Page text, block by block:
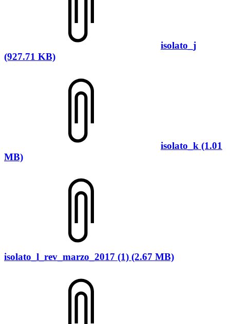
isolato_j
(927.71 KB)
isolato_k (1.01
MB)
isolato_l_rev_marzo_2017 (1) (2.67 MB)